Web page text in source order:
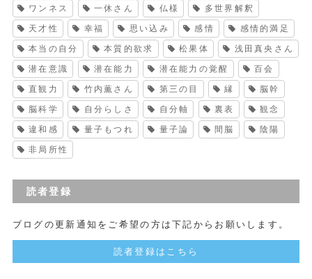
ワンネス 一休さん 仏様 多世界解釈
天才性 幸福 思い込み 感情 感情的満足
本当の自分 本質的欲求 松果体 浅田真央さん
潜在意識 潜在能力 潜在能力の覚醒 百会
直観力 竹内薫さん 第三の目 縁 脳幹
脳科学 自分らしさ 自分軸 裏表 観念
違和感 量子もつれ 量子論 間脳 陰陽
非局所性
読者登録
ブログの更新通知をご希望の方は下記からお願いします。
読者登録はこちら